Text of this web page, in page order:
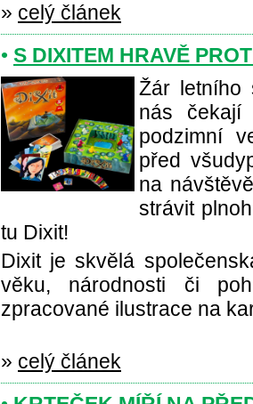
» celý článek
• S DIXITEM HRAVĚ
Žár letního
nás čekají
podzimní
před
na
strávit
tu Dixit!
Dixit je skvělá
věku, národnosti či
zpracované ilustrace na
» celý článek